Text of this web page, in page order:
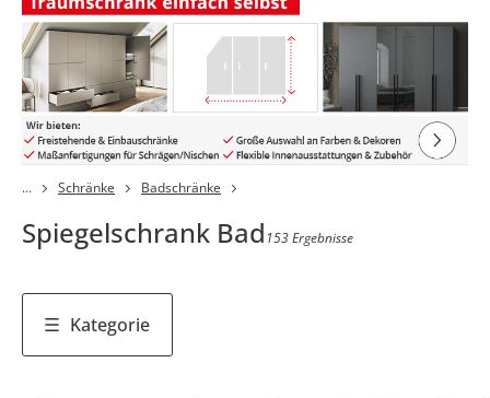
Schränke Badschränke
Spiegelschrank Bad 153 Ergebnisse
Kategorie